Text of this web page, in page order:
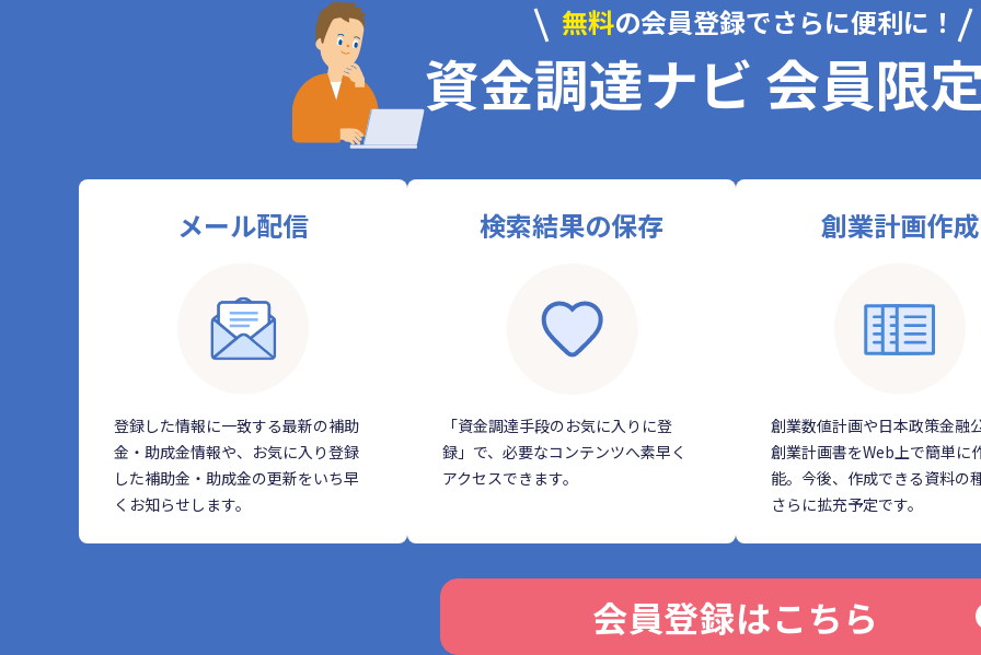
無料の会員登録でさらに便利に！
資金調達ナビ 会員限
メール配信
登録した情報に一致する最新の補助
金・助成金情報や、お気に入り登録
した補助金・助成金の更新をいち早
くお知らせします。
検索結果の保存
「資金調達手段のお気に入りに登
録」で、必要なコンテンツへ素早く
アクセスできます。
創業計画作成
創業数値計画や日本政策金融
創業計画書をWeb上で簡単に
能。今後、作成できる資料の
さらに拡充予定です。
会員登録はこちら